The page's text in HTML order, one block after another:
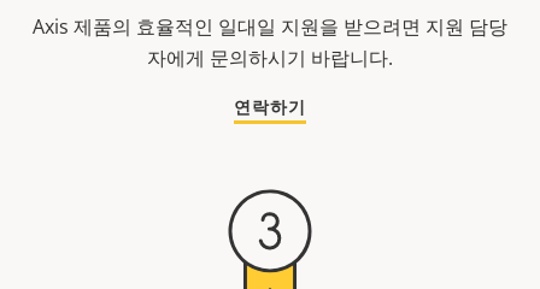
Axis 제품의 효율적인 일대일 지원을 받으려면 지원 담당
자에게 문의하시기 바랍니다.
연락하기